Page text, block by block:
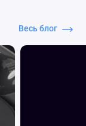
Весь блог